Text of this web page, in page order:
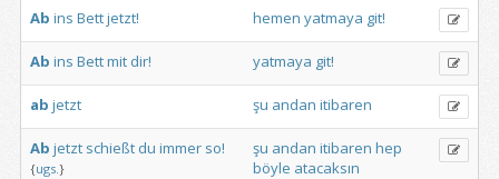
Ab ins Bettjetzt! hemen yatmaya git!
Ab ins Bettmit dir! yatmaya git!
ab jetzt şu andan itibaren
Ab jetzt schießt du immer so!
{ugs.}
şu andan itibaren hep
böyle atacaksın